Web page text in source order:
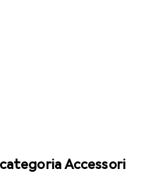
Accessori